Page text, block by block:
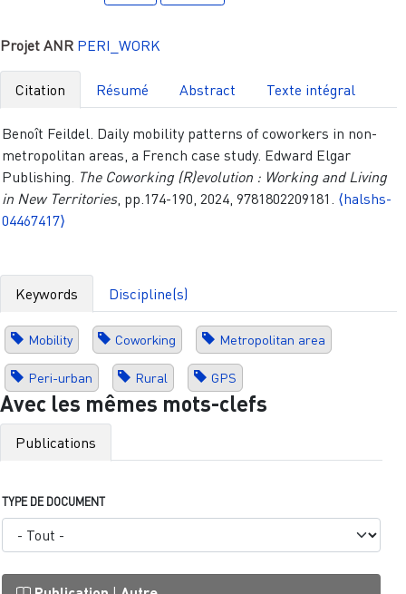
Projet ANR PERI_WORK
Citation Résumé Abstract Texte intégral
Benoît Feildel. Daily mobility patterns of coworkers in non-
metropolitan areas, a French case study. Edward Elgar
Publishing. The Coworking (R)evolution : Working and Living
in New Territories, pp.174-190, 2024, 9781802209181. ⟨halshs-
04467417⟩
Keywords Discipline(s)
Mobility Coworking Metropolitan area
Peri-urban Rural GPS
Avec les mêmes mots-clefs
Publications
TYPE DE DOCUMENT